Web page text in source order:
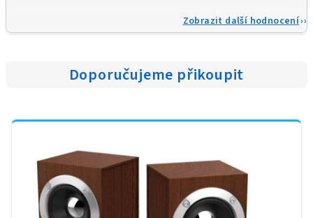
Zobrazit další hodnocení
Doporučujeme přikoupit